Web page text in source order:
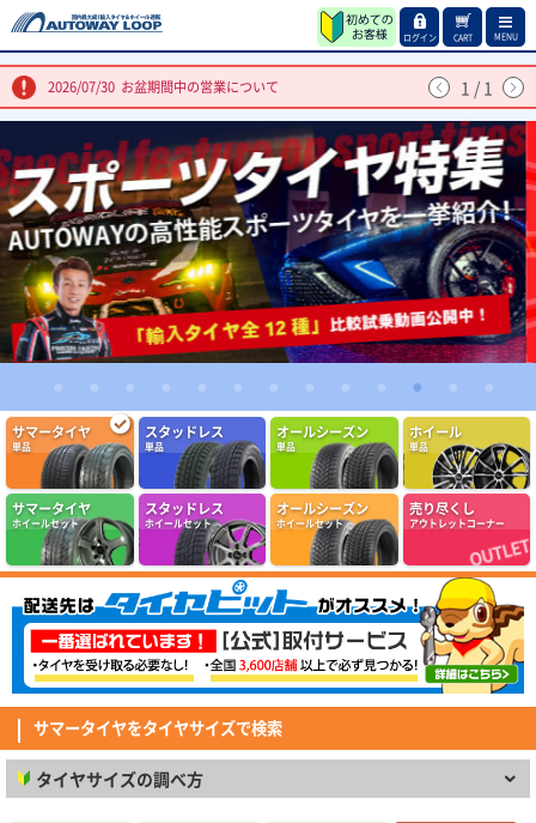
ログイン CART MENU
2026/07/30 お盆期間中の営業について 1 / 1
11
サマータイヤ
単品
スタッドレス
単品
オールシーズン
単品
ホイール
単品
サマータイヤ
ホイールセット
スタッドレス
ホイールセット
オールシーズン
ホイールセット
売り尽くし
アウトレットコーナー
サマータイヤをタイヤサイズで検索
タイヤサイズの調べ方
(4.86点)
qol0309さん
ARMSTRONG BLU-TRAC HP 205/55R16 94W XL
問題なし定期交換しましょう
(4.86点)ike*******さん
MINERVA F205 215/45R17.Z 91Y XL
価格以上の性能を感じられるコスパ抜群のタイヤでした。グリップ・静粛性
ともに想像以上で、街乗りでは安心して走れます。 但し、燃費に関しては
若干心配はしていますが、この値段ではと割り切り、これから様子をみてい
きます。
(5.00点)pek*******さん
RADAR Dimax R8+ 275/40R19.Z 105Y XL
とても良く助かって居ます。ありがとう御座いました。